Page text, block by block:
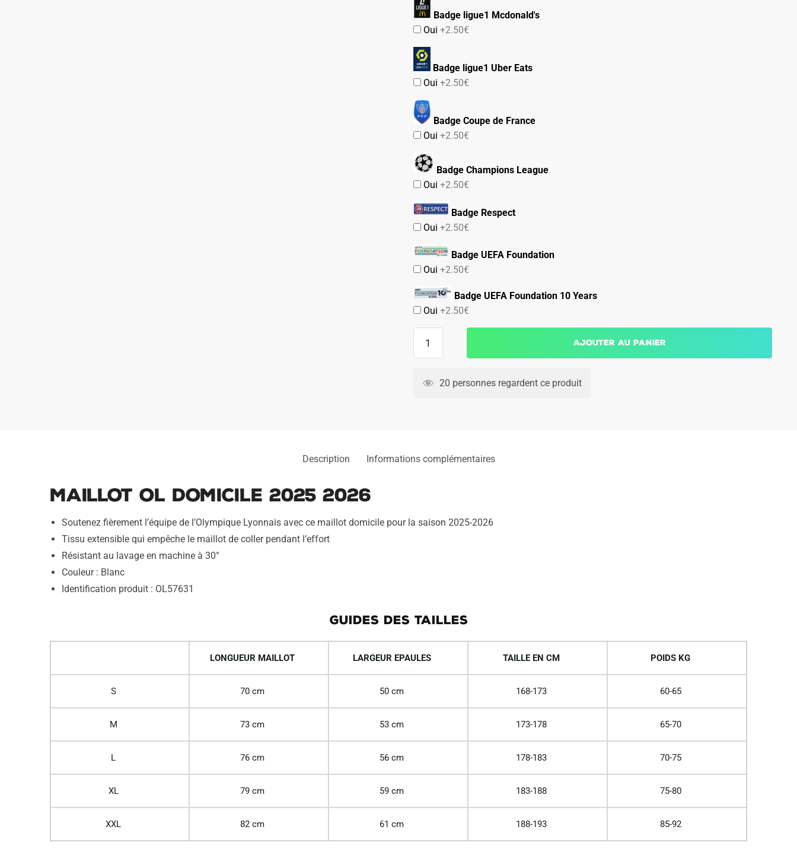
Badge ligue1 Mcdonald's
Oui+2.50€
Badge ligue1 Uber Eats
Oui+2.50€
Badge Coupe de France
Oui+2.50€
Badge Champions League
Oui+2.50€
Badge Respect
Oui+2.50€
Badge UEFA Foundation
Oui+2.50€
Badge UEFA Foundation 10 Years
Oui+2.50€
OL
Ajouter au panier
20 personnes regardent ce produit
Description Informations complémentaires
Maillot OL Domicile 2025 2026
Soutenez fièrement l’équipe de l’Olympique Lyonnais avec ce maillot domicile pour la saison 2025-2026
Tissu extensible qui empêche le maillot de coller pendant l’effort
Résistant au lavage en machine à 30°
Couleur : Blanc
Identification produit : OL57631
GUIDES DES TAILLES
LONGUEUR MAILLOT LARGEUR EPAULES TAILLE EN CM POIDS KG
S 70 cm 50 cm 168-173 60-65
M 73 cm 53 cm 173-178 65-70
L 76 cm 56 cm 178-183 70-75
XL 79 cm 59 cm 183-188 75-80
XXL 82 cm 61 cm 188-193 85-92